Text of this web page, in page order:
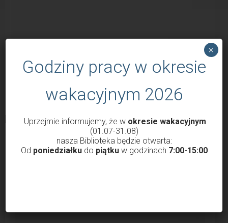
POPULARNE WPISY
Godziny pracy w okresie
wakacyjnym 2026
Uprzejmie informujemy, że w okresie wakacyjnym
(01.07-31.08)
nasza Biblioteka będzie otwarta:
Od poniedziałkudo piątkuw godzinach 7:00-15:00
×